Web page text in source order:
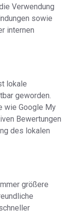
Verwendung
sowie
internen
lokale
geworden.
wie Google My
Bewertungen
des lokalen
größere